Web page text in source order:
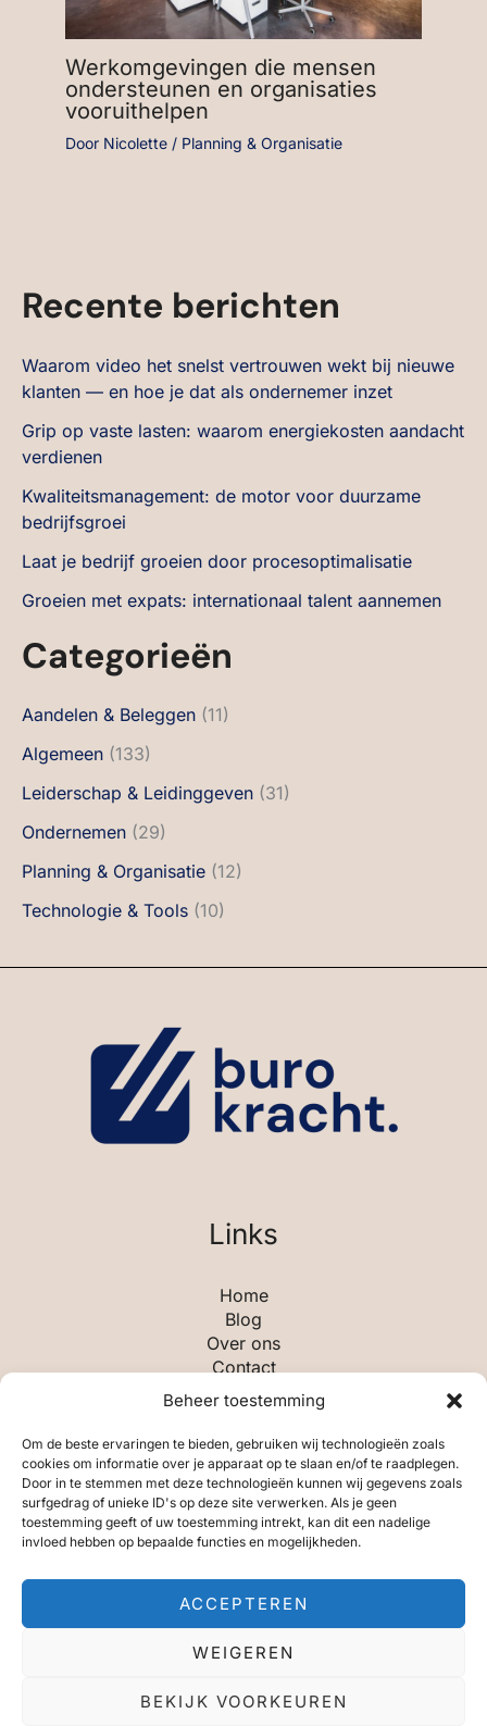
Beheer toestemming
Om de beste ervaringen te bieden, gebruiken wij technologieën zoals
cookies om informatie over je apparaat op te slaan en/of te raadplegen.
Door in te stemmen met deze technologieën kunnen wij gegevens zoals
surfgedrag of unieke ID's op deze site verwerken. Als je geen
toestemming geeft of uw toestemming intrekt, kan dit een nadelige
invloed hebben op bepaalde functies en mogelijkheden.
ACCEPTEREN
WEIGEREN
BEKIJK VOORKEUREN
Werkomgevingen die mensen
ondersteunen en organisaties
vooruithelpen
Door Nicolette / Planning & Organisatie
Recente berichten
Waarom video het snelst vertrouwen wekt bij nieuwe
klanten — en hoe je dat als ondernemer inzet
Grip op vaste lasten: waarom energiekosten aandacht
verdienen
Kwaliteitsmanagement: de motor voor duurzame
bedrijfsgroei
Laat je bedrijf groeien door procesoptimalisatie
Groeien met expats: internationaal talent aannemen
Categorieën
Aandelen & Beleggen (11)
Algemeen (133)
Leiderschap & Leidinggeven (31)
Ondernemen (29)
Planning & Organisatie (12)
Technologie & Tools (10)
Links
Home
Blog
Over ons
Contact
Categorieën
Aandelen & Beleggen
Algemeen
Leiderschap & Leidinggeven
Technologie & Tools
Copyright © 2026 Burokracht